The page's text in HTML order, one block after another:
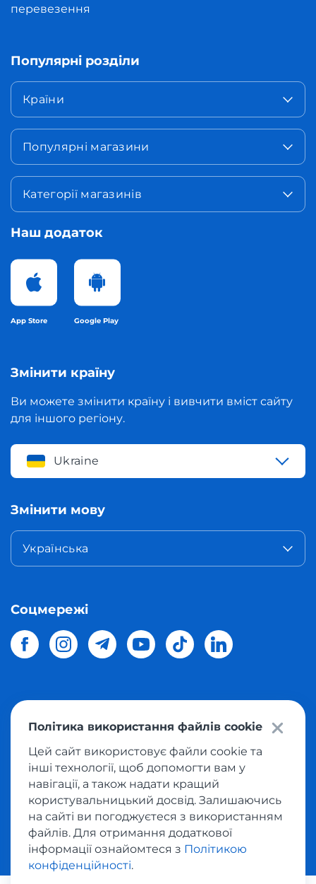
перевезення
Популярні розділи
Країни
Популярні магазини
Категорії магазинів
Наш додаток
App Store Google Play
Змінити країну
Ви можете змінити країну і вивчити вміст сайту
для іншого регіону.
Ukraine
Змінити мову
Українська
Соцмережі
магазинів світу в Україну.Всі права захищені
Політика конфіденційності
Публічна оферта
Умови користування сервісом викупу товарів
Політика використання файлів cookie
Цей сайт використовує файли cookie та
інші технології, щоб допомогти вам у
навігації, а також надати кращий
користувальницький досвід. Залишаючись
на сайті ви погоджуєтеся з використанням
файлів. Для отримання додаткової
інформації ознайомтеся з Політикою
конфіденційності.